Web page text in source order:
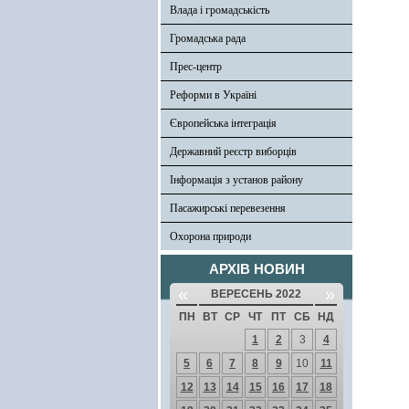
Влада і громадськість
Громадська рада
Прес-центр
Реформи в Україні
Європейська інтеграція
Державний реєстр виборців
Інформація з установ району
Пасажирські перевезення
Охорона природи
АРХІВ НОВИН
« ВЕРЕСЕНЬ 2022 »
ПН ВТ СР ЧТ ПТ СБ
НД
1
2 3
4
5
6 7 8 9 10
11
12
13 14 15 16 17
18